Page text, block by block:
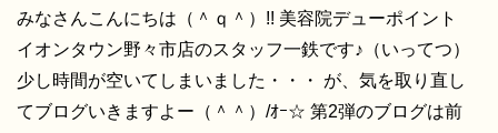
みなさんこんにちは（＾ｑ＾）!! 美容院デューポイント
イオンタウン野々市店のスタッフ一鉄です♪（いってつ）
少し時間が空いてしまいました・・・ が、気を取り直し
てブログいきますよー（＾＾）/ｵｰ☆ 第2弾のブログは前